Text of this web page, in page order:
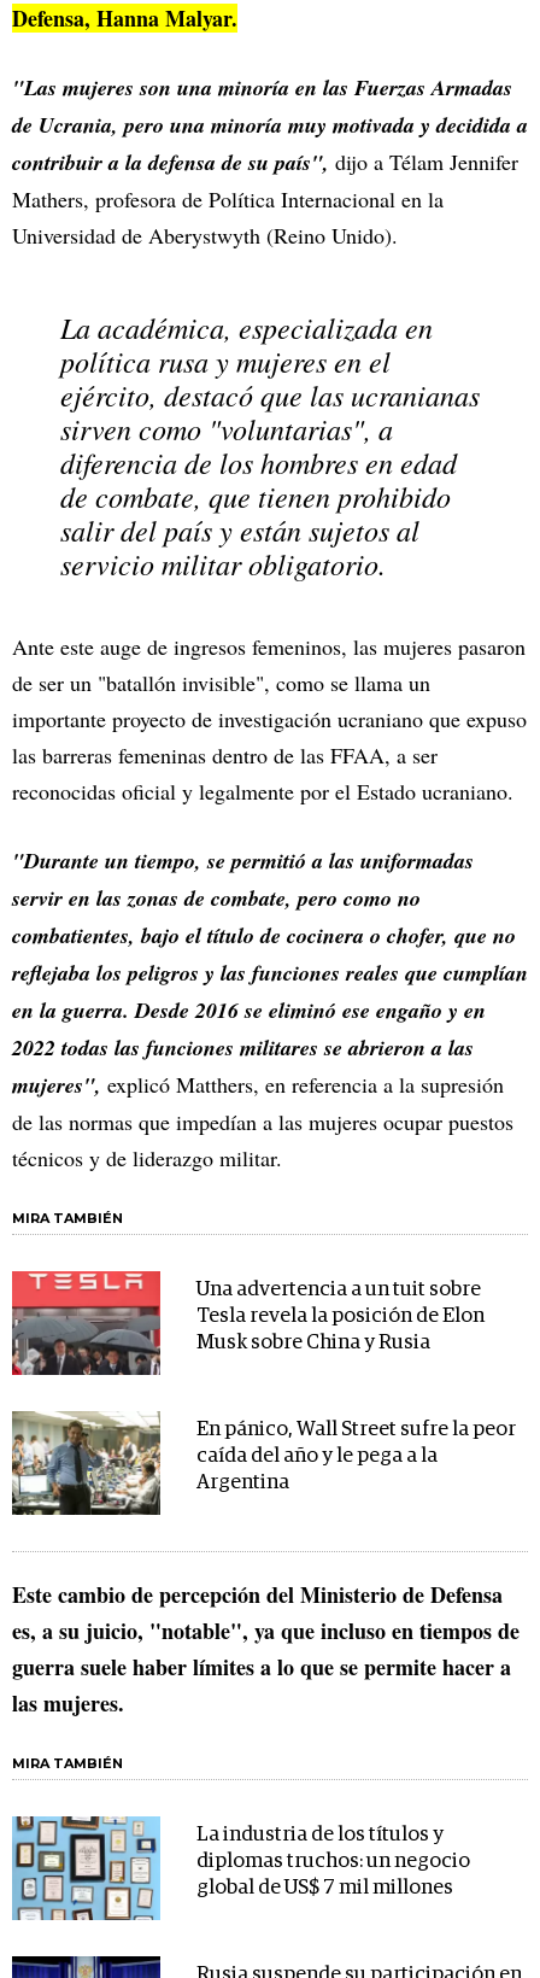
Defensa, Hanna Malyar.
"Las mujeres son una minoría en las Fuerzas Armadas
de Ucrania, pero una minoría muy motivada y decidida a
contribuir a la defensa de su país", dijo a Télam Jennifer
Mathers, profesora de Política Internacional en la
Universidad de Aberystwyth (Reino Unido).
La académica, especializada en
política rusa y mujeres en el
ejército, destacó que las ucranianas
sirven como "voluntarias", a
diferencia de los hombres en edad
de combate, que tienen prohibido
salir del país y están sujetos al
servicio militar obligatorio.
Ante este auge de ingresos femeninos, las mujeres pasaron
de ser un "batallón invisible", como se llama un
importante proyecto de investigación ucraniano que expuso
las barreras femeninas dentro de las FFAA, a ser
reconocidas oficial y legalmente por el Estado ucraniano.
"Durante un tiempo, se permitió a las uniformadas
servir en las zonas de combate, pero como no
combatientes, bajo el título de cocinera o chofer, que no
reflejaba los peligros y las funciones reales que cumplían
en la guerra. Desde 2016 se eliminó ese engaño y en
2022 todas las funciones militares se abrieron a las
mujeres", explicó Matthers, en referencia a la supresión
de las normas que impedían a las mujeres ocupar puestos
técnicos y de liderazgo militar.
MIRA TAMBIÉN
Una advertencia a un tuit sobre
Tesla revela la posición de Elon
Musk sobre China y Rusia
En pánico, Wall Street sufre la peor
caída del año y le pega a la
Argentina
Este cambio de percepción del Ministerio de Defensa
es, a su juicio, "notable", ya que incluso en tiempos de
guerra suele haber límites a lo que se permite hacer a
las mujeres.
MIRA TAMBIÉN
La industria de los títulos y
diplomas truchos: un negocio
global de US$ 7 mil millones